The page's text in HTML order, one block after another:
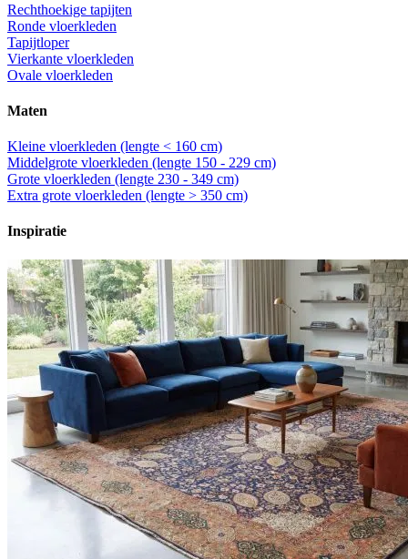
Rechthoekige tapijten
Ronde vloerkleden
Tapijtloper
Vierkante vloerkleden
Ovale vloerkleden
Maten
Kleine vloerkleden (lengte < 160 cm)
Middelgrote vloerkleden (lengte 150 - 229 cm)
Grote vloerkleden (lengte 230 - 349 cm)
Extra grote vloerkleden (lengte > 350 cm)
Inspiratie